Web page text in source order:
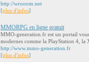
http://wrooom.net
[plus d'infos]
MMORPG en ligne gratuit
MMO-generation.fr est un portail
modernes comme la PlayStation 4, la
http://www.mmo-generation.fr
[plus d'infos]